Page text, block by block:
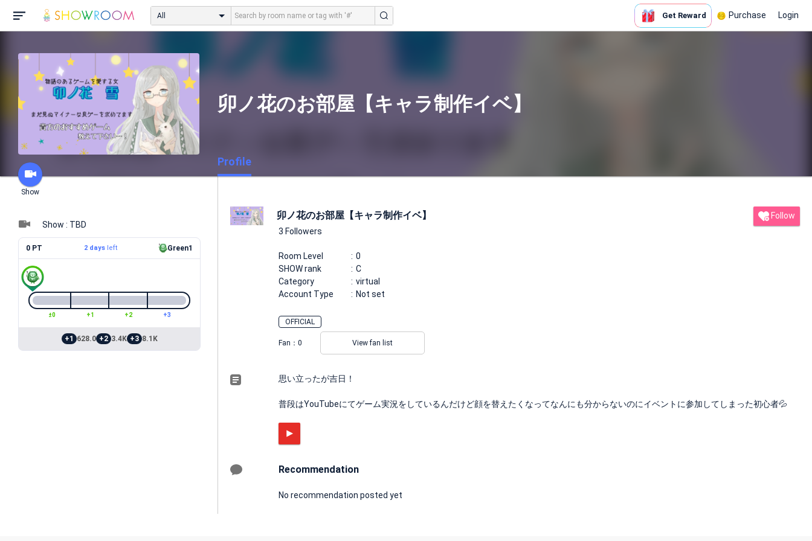
All Get Reward Purchase Login
Show
卯ノ花のお部屋【キャラ制作イベ】
Profile
Show : TBD
0 PT 2 daysleft Green1
±0 +1 +2 +3
+1 628.0 +2 3.4K +3 8.1K
卯ノ花のお部屋【キャラ制作イベ】
3 Followers
Follow
Room Level
0
SHOW rank
C
Category
virtual
Account Type
Not set
OFFICIAL
Fan： 0 View fan list
思い立ったが吉日！
普段はYouTubeにてゲーム実況をしているんだけど顔を替えたくなってなんにも分からないのにイベントに参加してしまった初心者💦
Recommendation
No recommendation posted yet